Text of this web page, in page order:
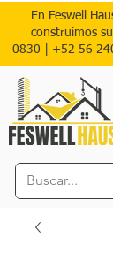
En Feswell
construimos
0830
+52 56